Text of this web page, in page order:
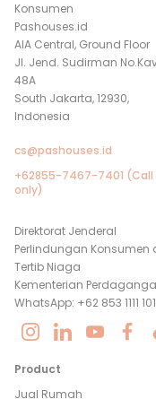
Konsumen
Pashouses.id
AIA Central, Ground Floor
Jl. Jend. Sudirman
48A
South Jakarta, 12930,
Indonesia
cs@pashouses.id
+62855-7467-7401 (Call
only)
Direktorat Jenderal
Perlindungan Konsumen
Tertib Niaga
Kementerian
WhatsApp: +62 853 1111
Product
Jual Rumah